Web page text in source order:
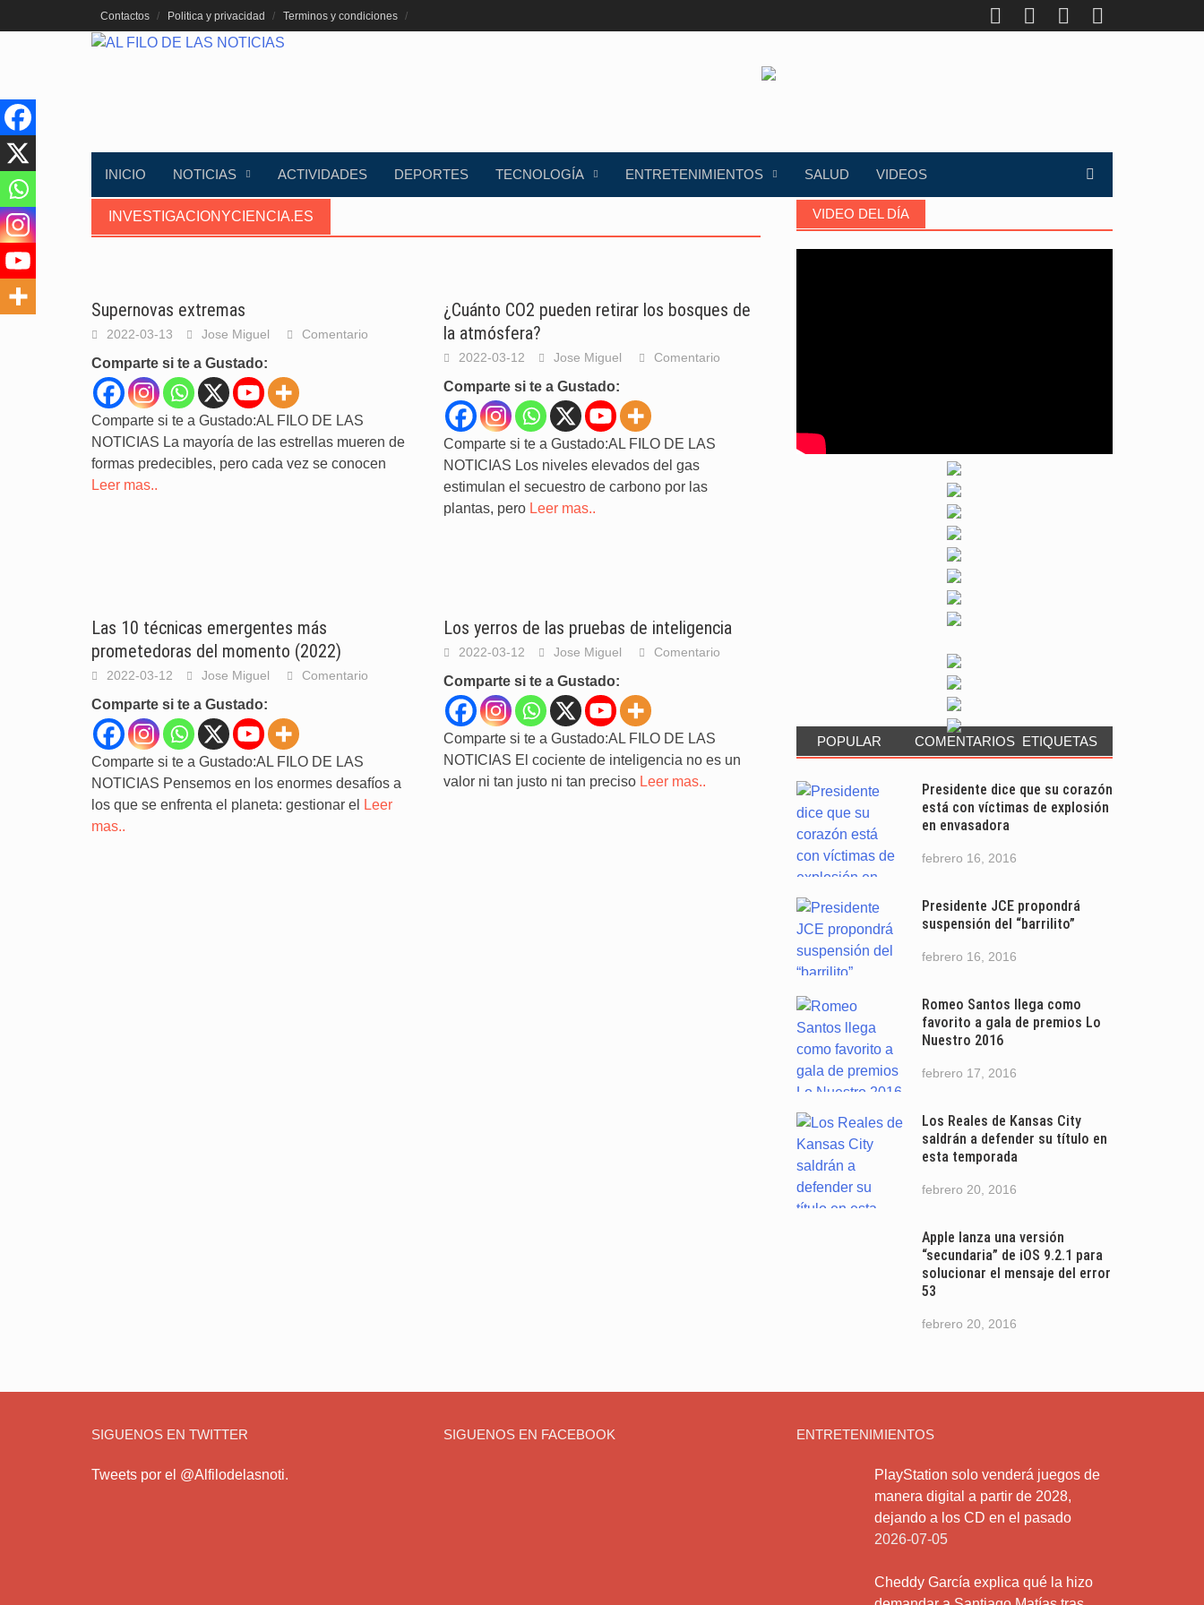
al
Contactos Politica y privacidad Terminos y condiciones
INICIO NOTICIAS ACTIVIDADES DEPORTES TECNOLOGÍA ENTRETENIMIENTOS SALUD VIDEOS
INVESTIGACIONYCIENCIA.ES
Supernovas extremas
2022-03-13 Jose Miguel Comentario
Comparte si te a Gustado:
Comparte si te a Gustado:AL FILO DE LAS
NOTICIAS La mayoría de las estrellas mueren de
formas predecibles, pero cada vez se conocen
Leer mas..
¿Cuánto CO2 pueden retirar los bosques de
la atmósfera?
2022-03-12 Jose Miguel Comentario
Comparte si te a Gustado:
Comparte si te a Gustado:AL FILO DE LAS
NOTICIAS Los niveles elevados del gas
estimulan el secuestro de carbono por las
plantas, pero Leer mas..
Las 10 técnicas emergentes más
prometedoras del momento (2022)
2022-03-12 Jose Miguel Comentario
Comparte si te a Gustado:
Comparte si te a Gustado:AL FILO DE LAS
NOTICIAS Pensemos en los enormes desafíos a
los que se enfrenta el planeta: gestionar el
Leer
mas..
Los yerros de las pruebas de inteligencia
2022-03-12 Jose Miguel Comentario
Comparte si te a Gustado:
Comparte si te a Gustado:AL FILO DE LAS
NOTICIAS El cociente de inteligencia no es un
valor ni tan justo ni tan preciso Leer mas..
VIDEO DEL DÍA
POPULAR COMENTARIOS ETIQUETAS
Presidente dice que su corazón
está con víctimas de explosión
en envasadora
febrero 16, 2016
Presidente JCE propondrá
suspensión del “barrilito”
febrero 16, 2016
Romeo Santos llega como
favorito a gala de premios Lo
Nuestro 2016
febrero 17, 2016
Los Reales de Kansas City
saldrán a defender su título en
esta temporada
febrero 20, 2016
Apple lanza una versión
“secundaria” de iOS 9.2.1 para
solucionar el mensaje del error
53
febrero 20, 2016
SIGUENOS EN TWITTER
Tweets por el @Alfilodelasnoti.
SIGUENOS EN FACEBOOK ENTRETENIMIENTOS
PlayStation solo venderá juegos de
manera digital a partir de 2028,
dejando a los CD en el pasado
2026-07-05
Cheddy García explica qué la hizo